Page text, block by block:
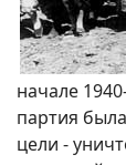
начале
партия
цели -